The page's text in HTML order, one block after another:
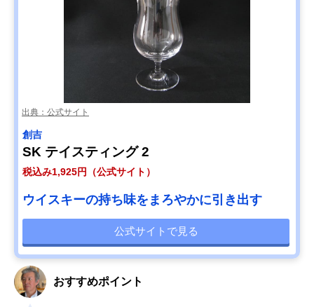
出典：公式サイト
創吉
SK テイスティング 2
税込み1,925円（公式サイト）
ウイスキーの持ち味をまろやかに引き出す
公式サイトで見る
おすすめポイント